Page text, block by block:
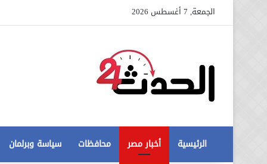
الجمعة, 7 أغسطس 2026
الرئيسية أخبار مصر محافظات سياسة وبرلمان